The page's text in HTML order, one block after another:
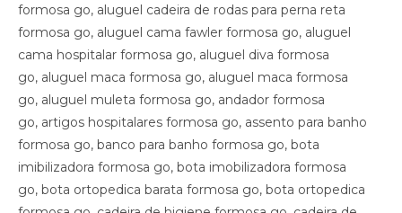
formosa go, aluguel cadeira de rodas para perna reta
formosa go, aluguel cama fawler formosa go, aluguel
cama hospitalar formosa go, aluguel diva formosa
go, aluguel maca formosa go, aluguel maca formosa
go, aluguel muleta formosa go, andador formosa
go, artigos hospitalares formosa go, assento para banho
formosa go, banco para banho formosa go, bota
imibilizadora formosa go, bota imobilizadora formosa
go, bota ortopedica barata formosa go, bota ortopedica